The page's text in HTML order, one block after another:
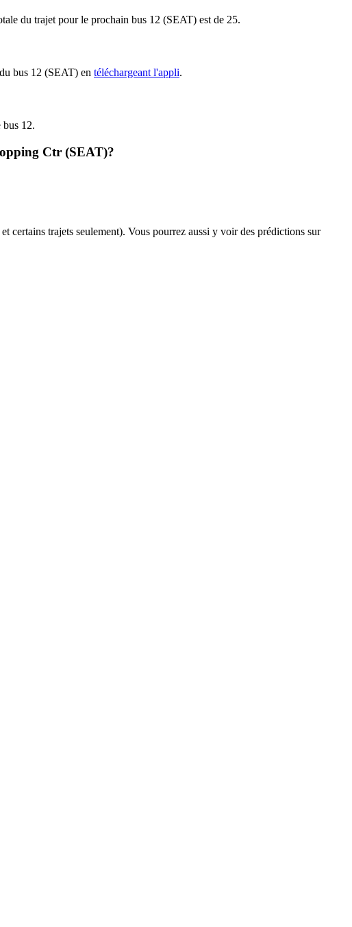
du trajet pour le prochain bus 12 (SEAT) est de 25.
bus 12 (SEAT) en téléchargeant l'appli.
bus 12.
Ctr (SEAT)?
certains trajets seulement). Vous pourrez aussi y voir des prédictions sur